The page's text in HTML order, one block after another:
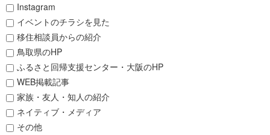
Instagram
イベントのチラシを見た
移住相談員からの紹介
鳥取県のHP
ふるさと回帰支援センター・大阪のHP
WEB掲載記事
家族・友人・知人の紹介
ネイティブ・メディア
その他